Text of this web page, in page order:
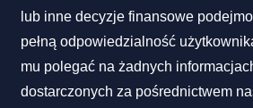
lub inne decyzje finansowe
pełną odpowiedzialność
mu polegać na żadnych
dostarczonych za pośrednictwem